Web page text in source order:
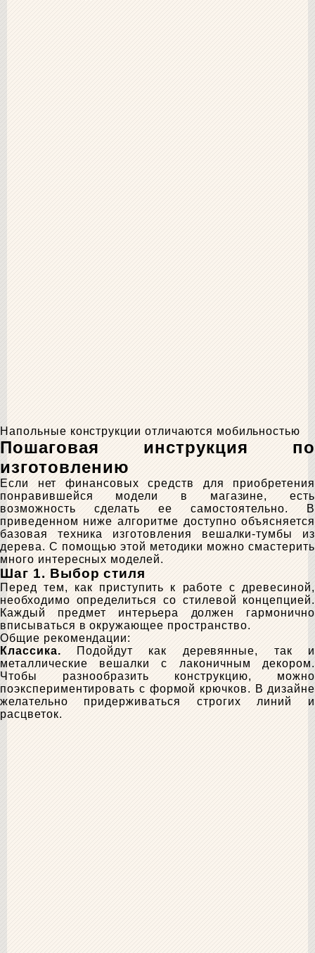
Напольные конструкции отличаются мобильностью
Пошаговая инструкция по
изготовлению
Если нет финансовых средств для приобретения
понравившейся модели в магазине, есть
возможность сделать ее самостоятельно. В
приведенном ниже алгоритме доступно объясняется
базовая техника изготовления вешалки-тумбы из
дерева. С помощью этой методики можно смастерить
много интересных моделей.
Шаг 1. Выбор стиля
Перед тем, как приступить к работе с древесиной,
необходимо определиться со стилевой концепцией.
Каждый предмет интерьера должен гармонично
вписываться в окружающее пространство.
Общие рекомендации:
Классика. Подойдут как деревянные, так и
металлические вешалки с лаконичным декором.
Чтобы разнообразить конструкцию, можно
поэкспериментировать с формой крючков. В дизайне
желательно придерживаться строгих линий и
расцветок.